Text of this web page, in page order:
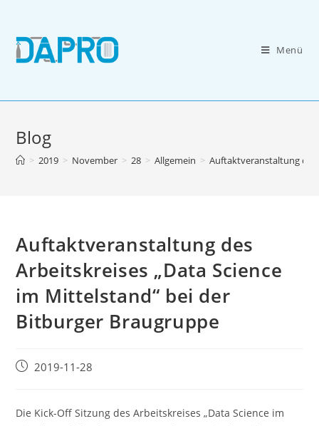
springen
Menü
Blog
> 2019 > November > 28 > Allgemein > Auftaktveranstaltung des
Auftaktveranstaltung des
Arbeitskreises „Data Science
im Mittelstand“ bei der
Bitburger Braugruppe
Beitrag2019-11-28
Die Kick-Off Sitzung des Arbeitskreises „Data Science im